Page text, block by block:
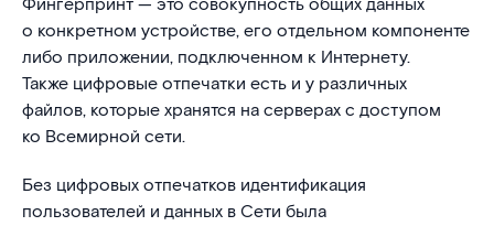
Фингерпринт — это совокупность общих данных
о конкретном устройстве, его отдельном компоненте
либо приложении, подключенном к Интернету.
Также цифровые отпечатки есть и у различных
файлов, которые хранятся на серверах с доступом
ко Всемирной сети.
Без цифровых отпечатков идентификация
пользователей и данных в Сети была